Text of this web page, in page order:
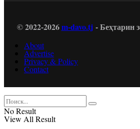
© 2022-2026m-davo.tj- Беҳтарин
About
Advertise
Privacy & Policy
Contact
No Result
View All Result